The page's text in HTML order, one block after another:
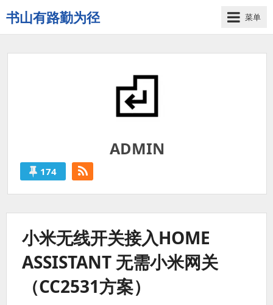
书山有路勤为径
学
海
菜单
ADMIN
174
ADMIN
的
帖
子
小米无线开关接入HOME
ASSISTANT 无需小米网关
（CC2531方案）